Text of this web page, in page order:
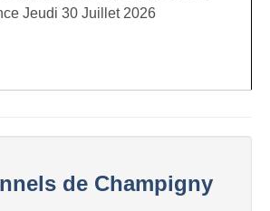
Jeudi 30 Juillet 2026
de Champigny